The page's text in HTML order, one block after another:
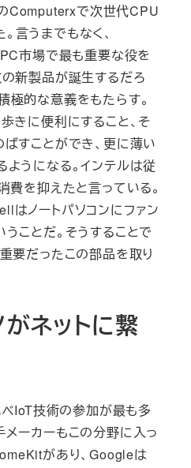
Computerxで次世代CPU
言うまでもなく、
市場で最も重要な役を
新製品が誕生するだろ
極的な意義をもたらす。
きに便利にすること、そ
すことができ、更に薄い
うになる。インテルは従
を抑えたと言っている。
はノートパソコンにファン
ことだ。そうすることで
要だったこの部品を取り
ネットに繋
IoT技術の参加が最も多
ーカーもこの分野に入っ
があり、Googleは